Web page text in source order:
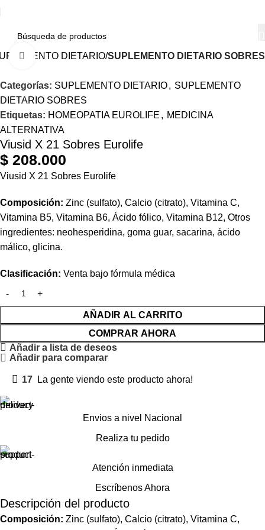
DIETARIO SUPLEMENTO DIETARIO SOBRES
Haga Click para agrandar
Categorías: SUPLEMENTO DIETARIO, SUPLEMENTO
DIETARIO SOBRES
Etiquetas: HOMEOPATIA EUROLIFE , MEDICINA
ALTERNATIVA
Viusid X 21 Sobres Eurolife
$ 208.000
Viusid X 21 Sobres Eurolife
Composición: Zinc (sulfato), Calcio (citrato), Vitamina C,
Vitamina B5, Vitamina B6, Ácido fólico, Vitamina B12, Otros
ingredientes: neohesperidina, goma guar, sacarina, ácido
málico, glicina.
Clasificación: Venta bajo fórmula médica
AÑADIR AL CARRITO
COMPRAR AHORA
Añadir a lista de deseos
Añadir para comparar
17 La gente viendo este producto ahora!
Envios a nivel Nacional
Realiza tu pedido
Atención inmediata
Escríbenos Ahora
Descripción del producto
Composición: Zinc (sulfato), Calcio (citrato), Vitamina C,